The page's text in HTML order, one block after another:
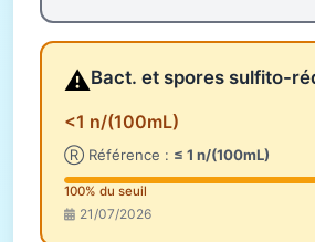
⚠️Bact. et spores sulfito-
<1 n/(100mL)
Ⓡ Référence : ≤ 1 n/(100mL)
100% du seuil
21/07/2026